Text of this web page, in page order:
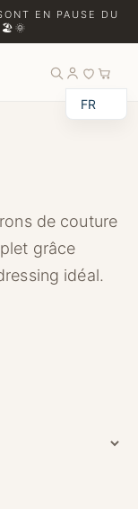
EN PAUSE DU
🏖️🌞
de couture
grâce
idéal.
FR